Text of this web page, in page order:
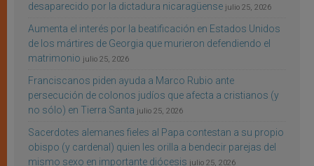
desaparecido por la dictadura nicaragüense julio 25, 2026
Aumenta el interés por la beatificación en Estados Unidos
de los mártires de Georgia que murieron defendiendo el
matrimonio julio 25, 2026
Franciscanos piden ayuda a Marco Rubio ante
persecución de colonos judíos que afecta a cristianos (y
no sólo) en Tierra Santa julio 25, 2026
Sacerdotes alemanes fieles al Papa contestan a su propio
obispo (y cardenal) quien les orilla a bendecir parejas del
mismo sexo en importante diócesis julio 25, 2026